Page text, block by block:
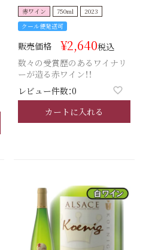
赤ワイン 750ml
2023
クール便発送可
販売価格 ¥2,640税込
数々の受賞歴のあるワイナリ
ーが造る赤ワイン！！
レビュー件数：0
カートに入れる